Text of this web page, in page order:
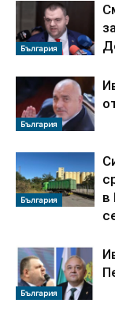
България
България
България
в
България